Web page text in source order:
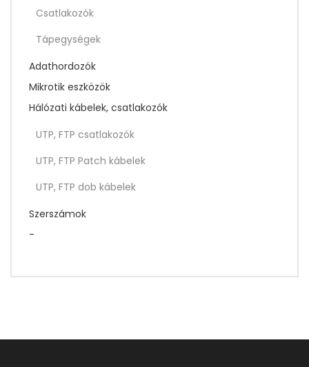
Csatlakozók
Tápegységek
Adathordozók
Mikrotik eszközök
Hálózati kábelek, csatlakozók
UTP, FTP csatlakozók
UTP, FTP Patch kábelek
UTP, FTP dob kábelek
Szerszámok
-